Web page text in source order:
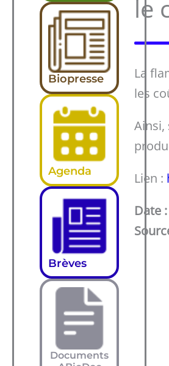
Biopresse
Agenda
Brèves
Documents
le
La
les
Ainsi,
Lien :
Date :